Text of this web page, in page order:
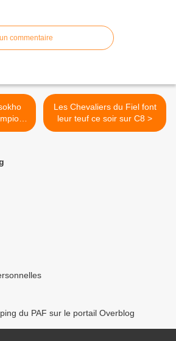
commentaire
sur
Les Chevaliers du Fiel font
leur teuf ce soir sur C8 >
du PAF sur le portail Overblog